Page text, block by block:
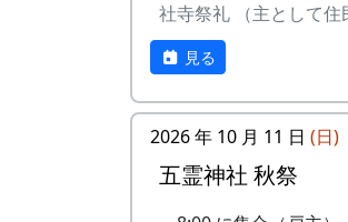
社寺祭礼 （主として住
見る
2026 年 10 月 11 日 (日)
五霊神社 秋祭